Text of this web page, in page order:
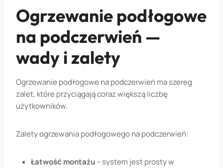
Ogrzewanie podłogowe
na podczerwień —
wady i zalety
Ogrzewanie podłogowe na podczerwień ma szereg
zalet, które przyciągają coraz większą liczbę
użytkowników.
Zalety ogrzewania podłogowego na podczerwień:
Łatwość montażu– system jest prosty w